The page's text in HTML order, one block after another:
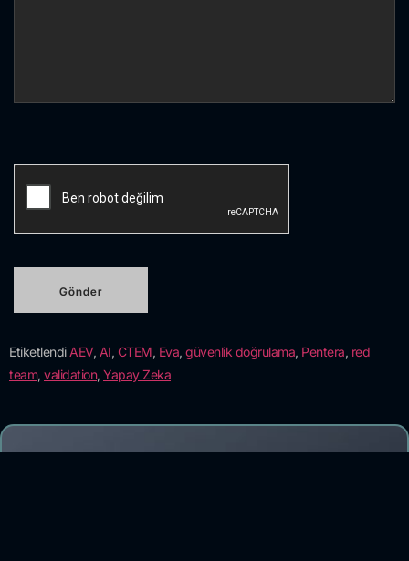
Etiketlendi AEV, AI, CTEM, Eva, güvenlik doğrulama, Pentera, red
team, validation, Yapay Zeka
Bülten ve